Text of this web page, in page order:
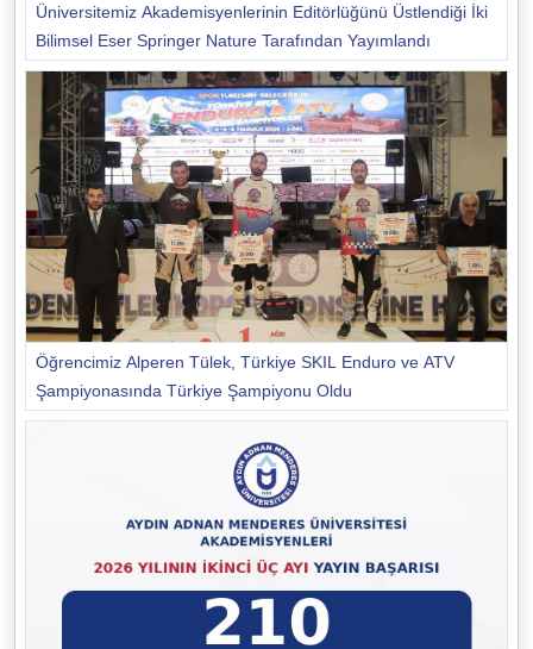
Üniversitemiz Akademisyenlerinin Editörlüğünü Üstlendiği İki
Bilimsel Eser Springer Nature Tarafından Yayımlandı
Öğrencimiz Alperen Tülek, Türkiye SKIL Enduro ve ATV
Şampiyonasında Türkiye Şampiyonu Oldu